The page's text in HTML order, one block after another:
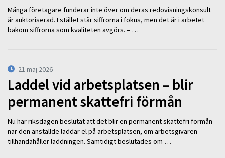
Många företagare funderar inte över om deras redovisningskonsult
är auktoriserad. I stället står siffrorna i fokus, men det är i arbetet
bakom siffrorna som kvaliteten avgörs. – …
21 maj 2026
Laddel vid arbetsplatsen – blir
permanent skattefri förmån
Nu har riksdagen beslutat att det blir en permanent skattefri förmån
när den anställde laddar el på arbetsplatsen, om arbetsgivaren
tillhandahåller laddningen. Samtidigt beslutades om …